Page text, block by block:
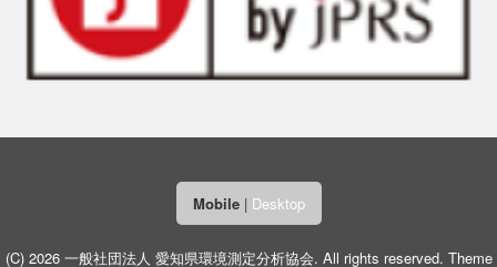
Mobile| Desktop
(C) 2026 一般社団法人 愛知県環境測定分析協会. All rights reserved. Theme